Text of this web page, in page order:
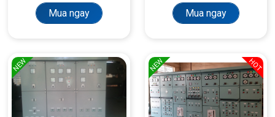
Mua ngay Mua ngay
NEW NEW HOT